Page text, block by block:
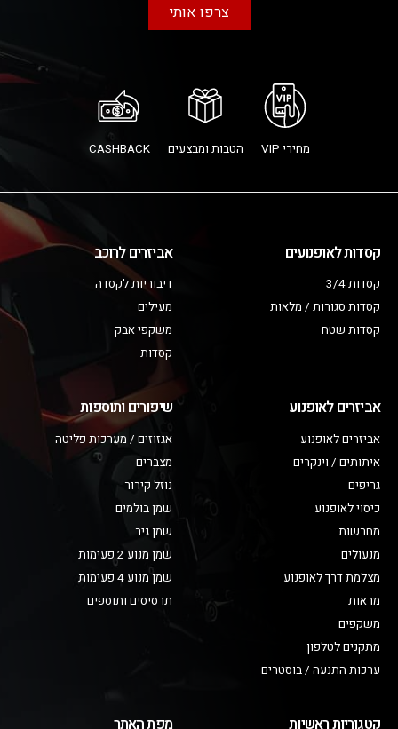
צרפו אותי
מחירי VIP הטבות ומבצעים CASHBACK
קסדות לאופנועים
קסדות 3/4
קסדות סגורות / מלאות
קסדות שטח
אביזרים לרוכב
דיבוריות לקסדה
מעילים
משקפי אבק
קסדות
אביזרים לאופנוע
אביזרים לאופנוע
איתותים / וינקרים
גריפים
כיסוי לאופנוע
מחרשות
מנעולים
מצלמת דרך לאופנוע
מראות
משקפים
מתקנים לטלפון
ערכות התנעה / בוסטרים
שיפורים ותוספות
אגזוזים / מערכות פליטה
מצברים
נוזל קירור
שמן בולמים
שמן גיר
שמן מנוע 2 פעימות
שמן מנוע 4 פעימות
תרסיסים ותוספים